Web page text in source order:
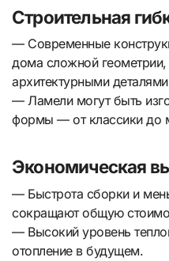
Строительная
— Современные
дома сложной
архитектурными
— Ламели могут быть
формы — от классики до
Экономическая
— Быстрота сборки и
сокращают общую
— Высокий уровень
отопление в будущем.